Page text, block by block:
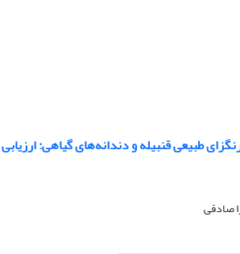
طبیعی قنبیله و دندانه‌های گیاهی:
صادقی